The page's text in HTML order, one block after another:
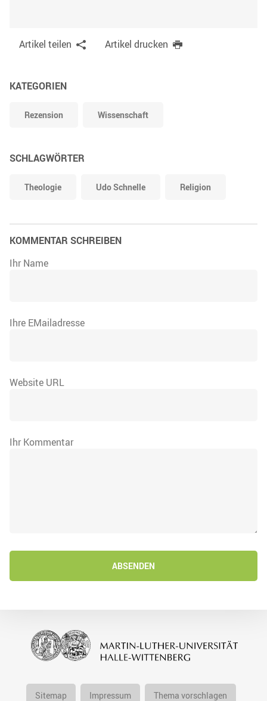
Artikel teilen Artikel drucken
KATEGORIEN
Rezension Wissenschaft
SCHLAGWÖRTER
Theologie Udo Schnelle Religion
KOMMENTAR SCHREIBEN
Ihr Name
Ihre EMailadresse
Website URL
Ihr Kommentar
ABSENDEN
Sitemap Impressum Thema vorschlagen